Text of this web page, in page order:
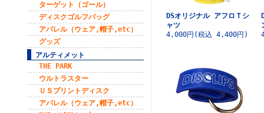
ターゲット（ゴール）
ディスクゴルフバッグ
アパレル（ウェア,帽子,etc）
グッズ
アルティメット
THE PARK
ウルトラスター
ＵＳプリントディスク
アパレル（ウェア,帽子,etc）
DSオリジナル アフロＴシ
ャツ
4,000円(税込 4,400円)